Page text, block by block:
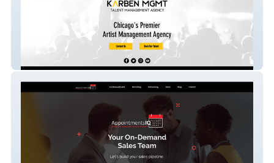
karbenmgmt